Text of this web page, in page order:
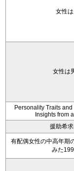
女性
女性は
Personality Traits
Insights from
援助希
有配偶女性の中高年期
みた